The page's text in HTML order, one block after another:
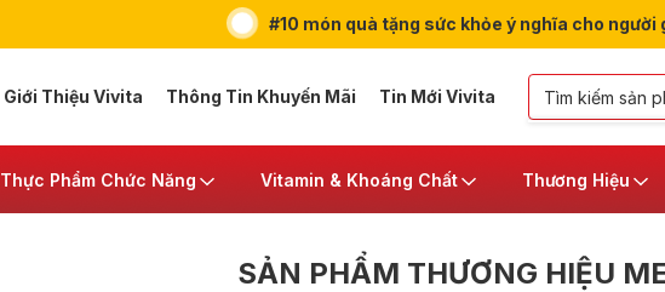
#10 món quà tặng sức khỏe ý nghĩa cho người
Giới Thiệu Vivita Thông Tin Khuyến Mãi Tin Mới Vivita
Thực Phẩm Chức Năng Vitamin & Khoáng Chất Thương Hiệu
SẢN PHẨM THƯƠNG HIỆU